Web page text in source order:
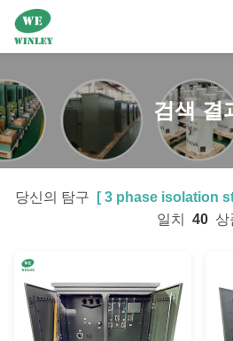
검색 결
당신의 탐구 [3 phase isolation
일치 40 상